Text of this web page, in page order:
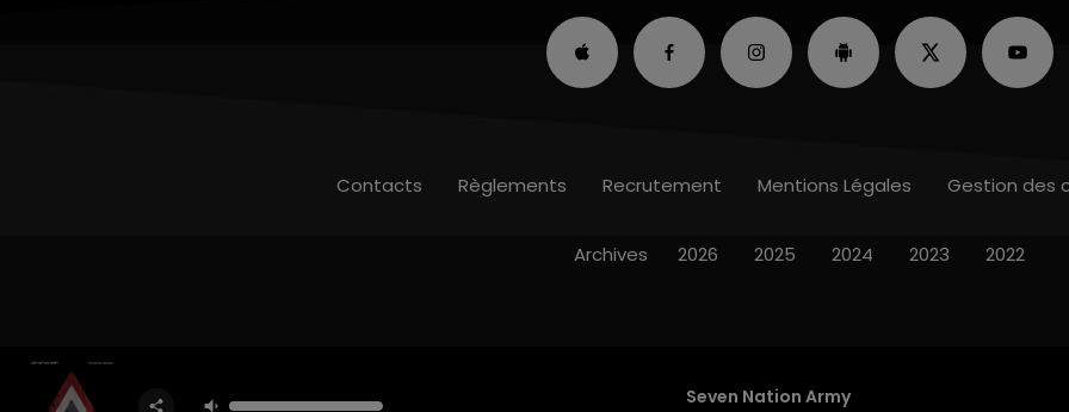
Seven Nation Army
Contacts Règlements Recrutement Mentions Légales Gestion des
Archives 2026 2025 2024 2023 2022